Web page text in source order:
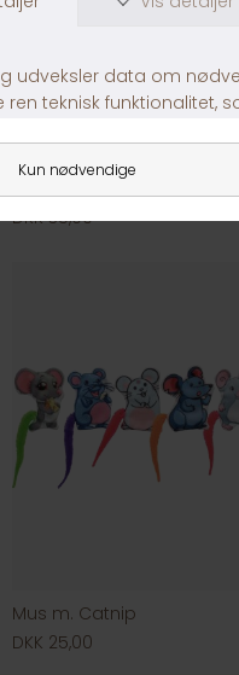
DKK 35,00
Mus m. Catnip
DKK 25,00